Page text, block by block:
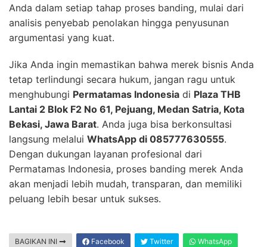
Anda dalam setiap tahap proses banding, mulai dari
analisis penyebab penolakan hingga penyusunan
argumentasi yang kuat.
Jika Anda ingin memastikan bahwa merek bisnis Anda
tetap terlindungi secara hukum, jangan ragu untuk
menghubungi Permatamas Indonesia di Plaza THB
Lantai 2 Blok F2 No 61, Pejuang, Medan Satria, Kota
Bekasi, Jawa Barat. Anda juga bisa berkonsultasi
langsung melalui WhatsApp di 085777630555.
Dengan dukungan layanan profesional dari
Permatamas Indonesia, proses banding merek Anda
akan menjadi lebih mudah, transparan, dan memiliki
peluang lebih besar untuk sukses.
BAGIKAN INI Facebook Twitter WhatsApp